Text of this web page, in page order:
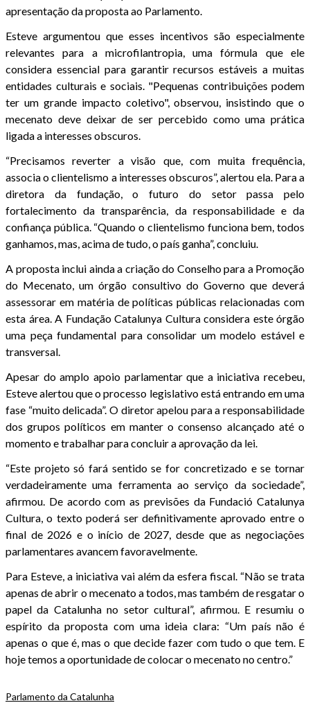
apresentação da proposta ao Parlamento.
Esteve argumentou que esses incentivos são especialmente
relevantes para a microfilantropia, uma fórmula que ele
considera essencial para garantir recursos estáveis a muitas
entidades culturais e sociais. "Pequenas contribuições podem
ter um grande impacto coletivo", observou, insistindo que o
mecenato deve deixar de ser percebido como uma prática
ligada a interesses obscuros.
“Precisamos reverter a visão que, com muita frequência,
associa o clientelismo a interesses obscuros”, alertou ela. Para a
diretora da fundação, o futuro do setor passa pelo
fortalecimento da transparência, da responsabilidade e da
confiança pública. “Quando o clientelismo funciona bem, todos
ganhamos, mas, acima de tudo, o país ganha”, concluiu.
A proposta inclui ainda a criação do Conselho para a Promoção
do Mecenato, um órgão consultivo do Governo que deverá
assessorar em matéria de políticas públicas relacionadas com
esta área. A Fundação Catalunya Cultura considera este órgão
uma peça fundamental para consolidar um modelo estável e
transversal.
Apesar do amplo apoio parlamentar que a iniciativa recebeu,
Esteve alertou que o processo legislativo está entrando em uma
fase “muito delicada”. O diretor apelou para a responsabilidade
dos grupos políticos em manter o consenso alcançado até o
momento e trabalhar para concluir a aprovação da lei.
“Este projeto só fará sentido se for concretizado e se tornar
verdadeiramente uma ferramenta ao serviço da sociedade”,
afirmou. De acordo com as previsões da Fundació Catalunya
Cultura, o texto poderá ser definitivamente aprovado entre o
final de 2026 e o início de 2027, desde que as negociações
parlamentares avancem favoravelmente.
Para Esteve, a iniciativa vai além da esfera fiscal. “Não se trata
apenas de abrir o mecenato a todos, mas também de resgatar o
papel da Catalunha no setor cultural”, afirmou. E resumiu o
espírito da proposta com uma ideia clara: “Um país não é
apenas o que é, mas o que decide fazer com tudo o que tem. E
hoje temos a oportunidade de colocar o mecenato no centro.”
Parlamento da Catalunha